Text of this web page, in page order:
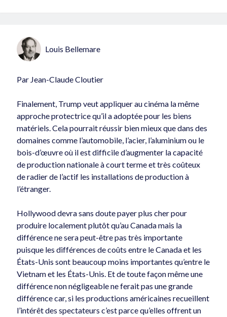
Louis Bellemare
Par Jean-Claude Cloutier
Finalement, Trump veut appliquer au cinéma la même
approche protectrice qu’il a adoptée pour les biens
matériels. Cela pourrait réussir bien mieux que dans des
domaines comme l’automobile, l’acier, l’aluminium ou le
bois-d’œuvre où il est difficile d’augmenter la capacité
de production nationale à court terme et très coûteux
de radier de l’actif les installations de production à
l’étranger.
Hollywood devra sans doute payer plus cher pour
produire localement plutôt qu’au Canada mais la
différence ne sera peut-être pas très importante
puisque les différences de coûts entre le Canada et les
États-Unis sont beaucoup moins importantes qu’entre le
Vietnam et les États-Unis. Et de toute façon même une
différence non négligeable ne ferait pas une grande
différence car, si les productions américaines recueillent
l’intérêt des spectateurs c’est parce qu’elles offrent un